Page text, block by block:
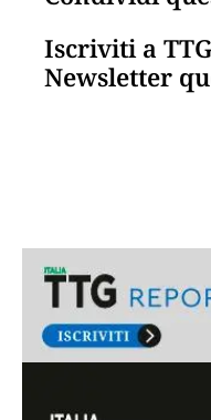
Iscriviti a
Newsletter